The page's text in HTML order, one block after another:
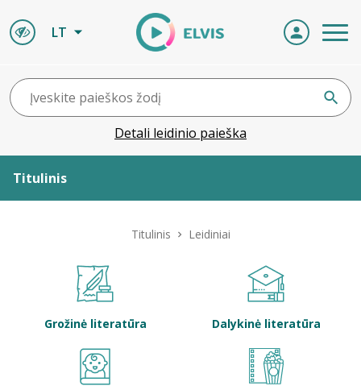
LT
Detali leidinio paieška
Titulinis
Titulinis Leidiniai
Grožinė literatūra Dalykinė literatūra